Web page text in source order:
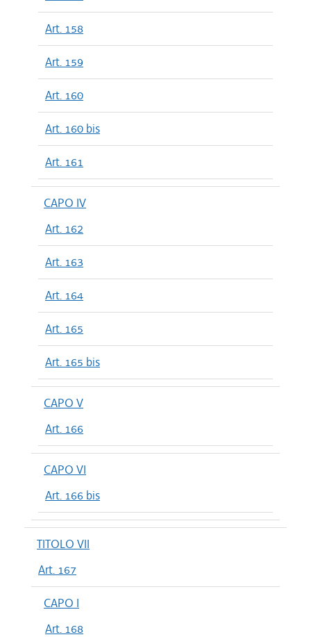
Art. 158
Art. 159
Art. 160
Art. 160 bis
Art. 161
CAPO IV
Art. 162
Art. 163
Art. 164
Art. 165
Art. 165 bis
CAPO V
Art. 166
CAPO VI
Art. 166 bis
TITOLO VII
Art. 167
CAPO I
Art. 168